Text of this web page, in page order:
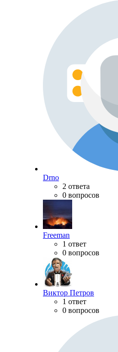
Drno
2 ответа
0 вопросов
Freeman
1 ответ
0 вопросов
Виктор Петров
1 ответ
0 вопросов